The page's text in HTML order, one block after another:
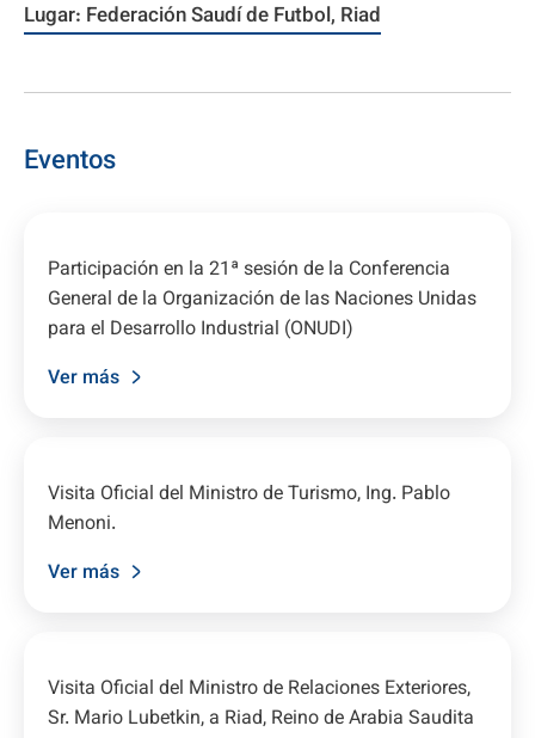
Lugar: Federación Saudí de Futbol, Riad
Eventos
Participación en la 21ª sesión de la Conferencia
General de la Organización de las Naciones Unidas
para el Desarrollo Industrial (ONUDI)
Ver más
Visita Oficial del Ministro de Turismo, Ing. Pablo
Menoni.
Ver más
Visita Oficial del Ministro de Relaciones Exteriores,
Sr. Mario Lubetkin, a Riad, Reino de Arabia Saudita